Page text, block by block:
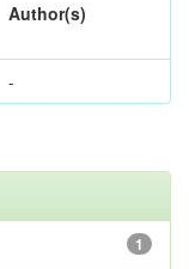
Author(s)
-
1